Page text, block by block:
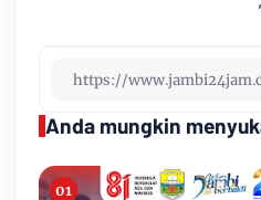
Anda mungkin